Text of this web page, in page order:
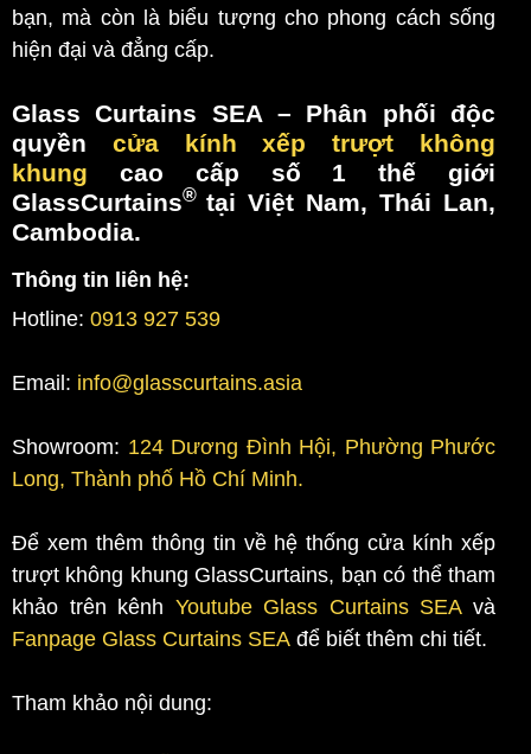
bạn, mà còn là biểu tượng cho phong cách sống
hiện đại và đẳng cấp.
Glass Curtains SEA – Phân phối độc
quyền cửa kính xếp trượt không
khung cao cấp số 1 thế giới
GlassCurtains® tại Việt Nam, Thái Lan,
Cambodia.
Thông tin liên hệ:
Hotline: 0913 927 539
Email: info@glasscurtains.asia
Showroom: 124 Dương Đình Hội, Phường Phước
Long, Thành phố Hồ Chí Minh.
Để xem thêm thông tin về hệ thống cửa kính xếp
trượt không khung GlassCurtains, bạn có thể tham
khảo trên kênh Youtube Glass Curtains SEAvà
Fanpage Glass Curtains SEA để biết thêm chi tiết.
Tham khảo nội dung: